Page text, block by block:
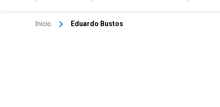
Inicio Eduardo Bustos